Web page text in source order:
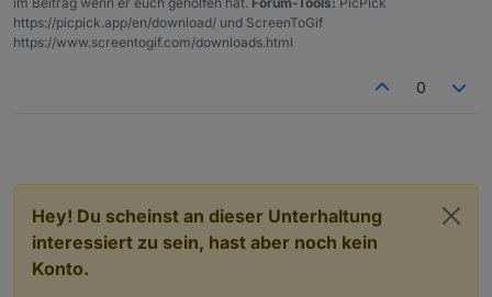
https://picpick.app/en/download/ und ScreenToGif
https://www.screentogif.com/downloads.html
0
Hey! Du scheinst an dieser Unterhaltung
interessiert zu sein, hast aber noch kein
Konto.